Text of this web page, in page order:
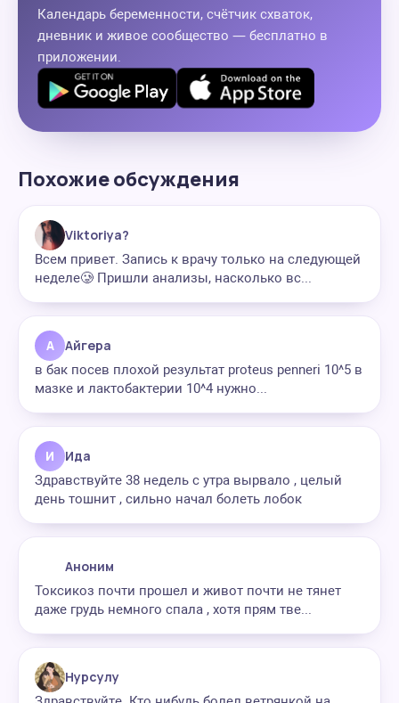
Календарь беременности, счётчик схваток,
дневник и живое сообщество — бесплатно в
приложении.
Похожие обсуждения
Viktoriya?
Всем привет. Запись к врачу только на следующей
неделе🥲 Пришли анализы, насколько вс...
А Айгера
в бак посев плохой результат proteus penneri 10^5 в
мазке и лактобактерии 10^4 нужно...
И Ида
Здравствуйте 38 недель с утра вырвало , целый
день тошнит , сильно начал болеть лобок
Аноним
Токсикоз почти прошел и живот почти не тянет
даже грудь немного спала , хотя прям тве...
Нурсулу